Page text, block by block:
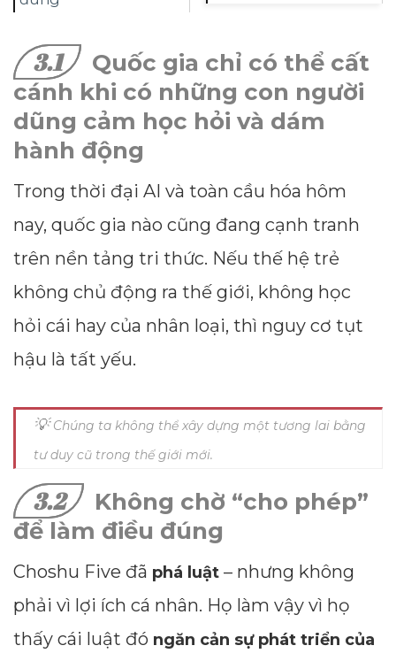
3.1
Quốc gia chỉ có thể cất
cánh khi có những con người
dũng cảm học hỏi và dám
hành động
Trong thời đại AI và toàn cầu hóa hôm
nay, quốc gia nào cũng đang cạnh tranh
trên nền tảng tri thức. Nếu thế hệ trẻ
không chủ động ra thế giới, không học
hỏi cái hay của nhân loại, thì nguy cơ tụt
hậu là tất yếu.
💡Chúng ta không thể xây dựng một tương lai bằng
tư duy cũ trong thế giới mới.
3.2
Không chờ “cho phép”
để làm điều đúng
Choshu Five đã phá luật – nhưng không
phải vì lợi ích cá nhân. Họ làm vậy vì họ
thấy cái luật đó ngăn cản sự phát triển của